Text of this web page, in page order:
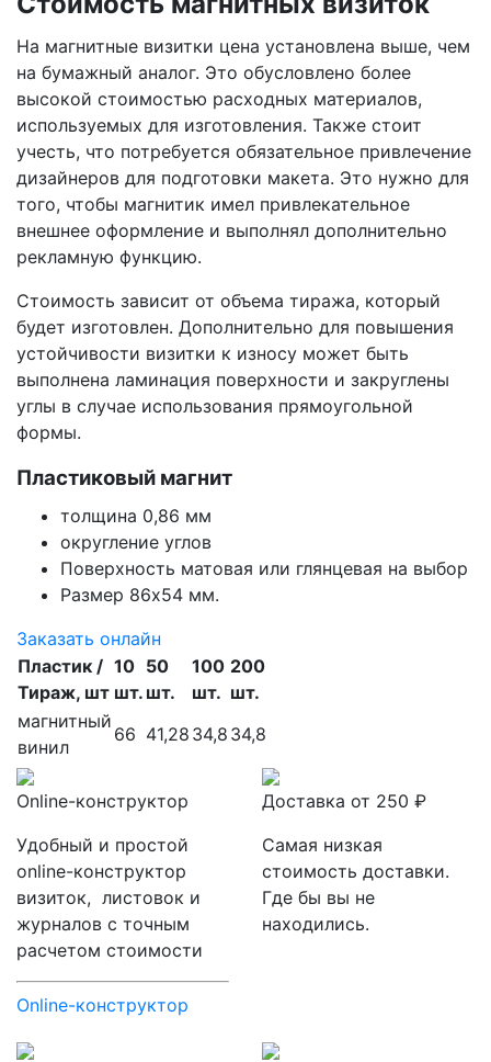
На магнитные визитки цена установлена выше, чем
на бумажный аналог. Это обусловлено более
высокой стоимостью расходных материалов,
используемых для изготовления. Также стоит
учесть, что потребуется обязательное привлечение
дизайнеров для подготовки макета. Это нужно для
того, чтобы магнитик имел привлекательное
внешнее оформление и выполнял дополнительно
рекламную функцию.
Стоимость зависит от объема тиража, который
будет изготовлен. Дополнительно для повышения
устойчивости визитки к износу может быть
выполнена ламинация поверхности и закруглены
углы в случае использования прямоугольной
формы.
Пластиковый магнит
толщина 0,86 мм
округление углов
Поверхность матовая или глянцевая на выбор
Размер 86х54 мм.
Заказать онлайн
Пластик /
Тираж, шт
10
шт.
50
шт.
100
шт.
200
шт.
магнитный
винил
66 41,28 34,8 34,8
Online-конструктор
Удобный и простой
online-конструктор
визиток, листовок и
журналов с точным
расчетом стоимости
Online-конструктор
Доставка от 250 ₽
Самая низкая
стоимость доставки.
Где бы вы не
находились.